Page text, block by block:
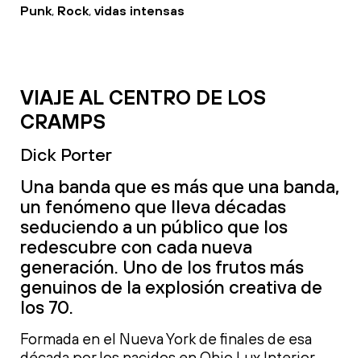
Punk, Rock, vidas intensas
VIAJE AL CENTRO DE LOS
CRAMPS
Dick Porter
Una banda que es más que una banda,
un fenómeno que lleva décadas
seduciendo a un público que los
redescubre con cada nueva
generación. Uno de los frutos más
genuinos de la explosión creativa de
los 70.
Formada en el Nueva York de finales de esa